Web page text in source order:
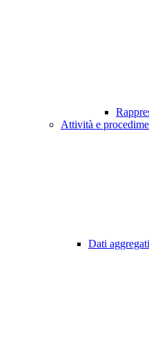
Attività e
Dati